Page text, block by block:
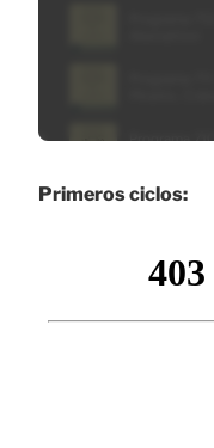
Primeros ciclos: